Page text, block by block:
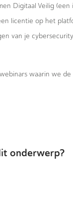
Digitaal Veilig
licentie op het
van je
waarin we
onderwerp?